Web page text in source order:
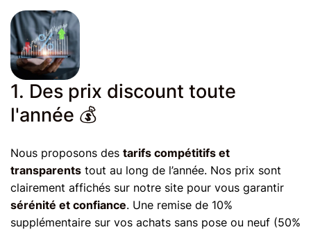
1. Des prix discount toute
l'année 💰
Nous proposons des tarifs compétitifs et
transparents tout au long de l’année. Nos prix sont
clairement affichés sur notre site pour vous garantir
sérénité et confiance. Une remise de 10%
supplémentaire sur vos achats sans pose ou neuf (50%